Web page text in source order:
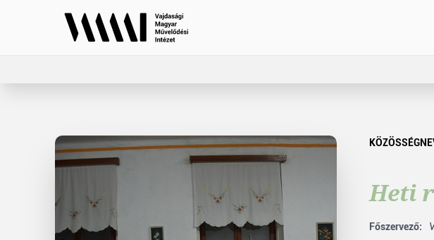
Heti
Főszervező: